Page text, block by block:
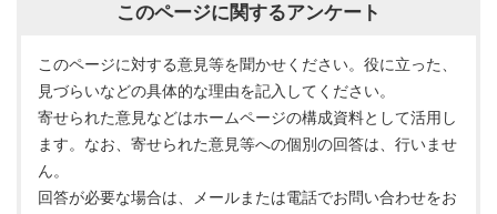
このページに関するアンケート
このページに対する意見等を聞かせください。役に立った、
見づらいなどの具体的な理由を記入してください。
寄せられた意見などはホームページの構成資料として活用し
ます。なお、寄せられた意見等への個別の回答は、行いませ
ん。
回答が必要な場合は、メールまたは電話でお問い合わせをお